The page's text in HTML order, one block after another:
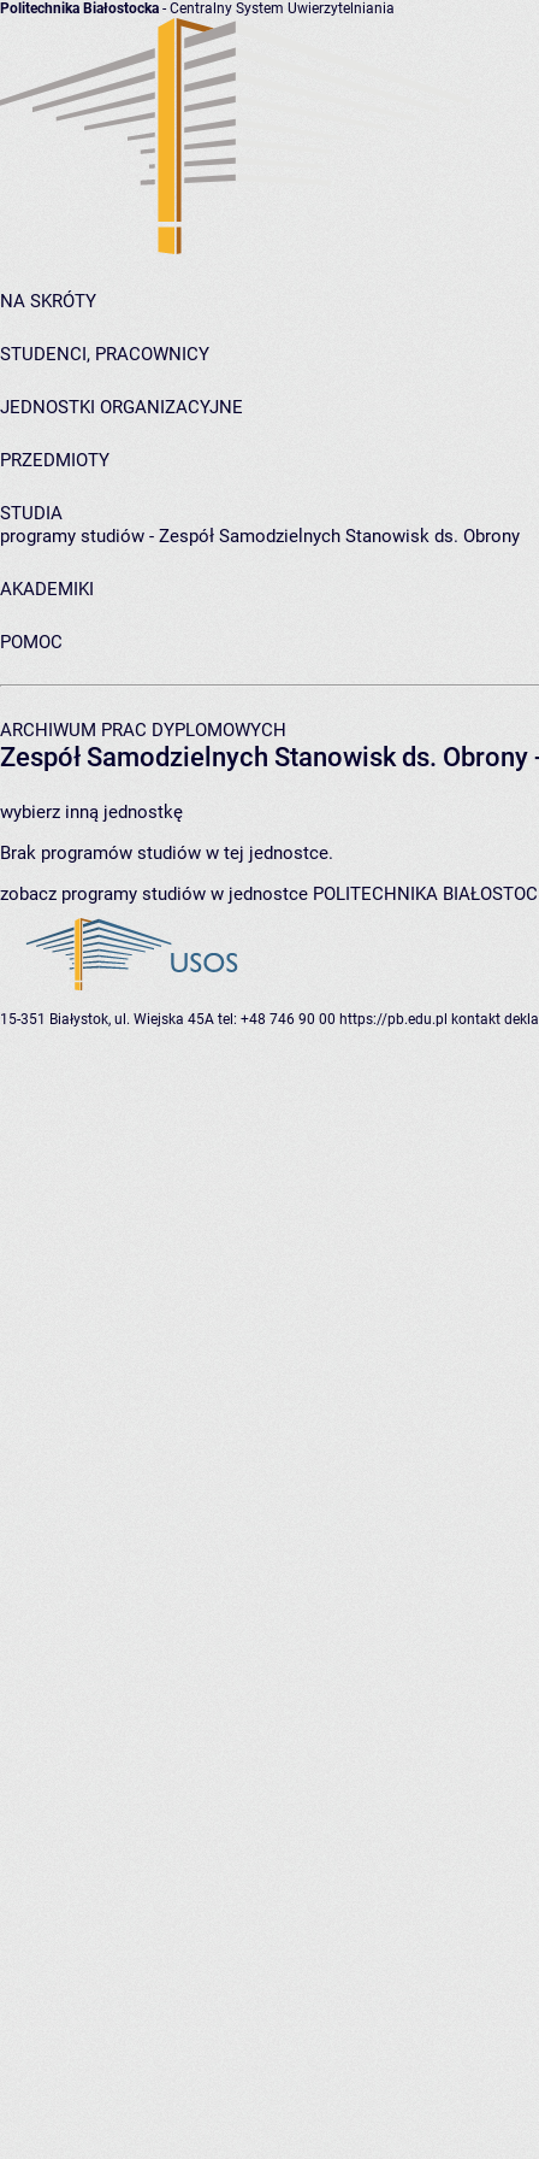
Politechnika Białostocka - Centralny System Uwierzytelniania
NA SKRÓTY
STUDENCI, PRACOWNICY
JEDNOSTKI ORGANIZACYJNE
PRZEDMIOTY
STUDIA
programy studiów - Zespół Samodzielnych Stanowisk ds. Obrony
AKADEMIKI
POMOC
ARCHIWUM PRAC DYPLOMOWYCH
Zespół Samodzielnych Stanowisk ds. Obrony
wybierz inną jednostkę
Brak programów studiów w tej jednostce.
zobacz programy studiów w jednostce POLITECHNIKA
15-351 Białystok, ul. Wiejska 45A tel: +48 746 90 00 https://pb.edu.pl kontakt